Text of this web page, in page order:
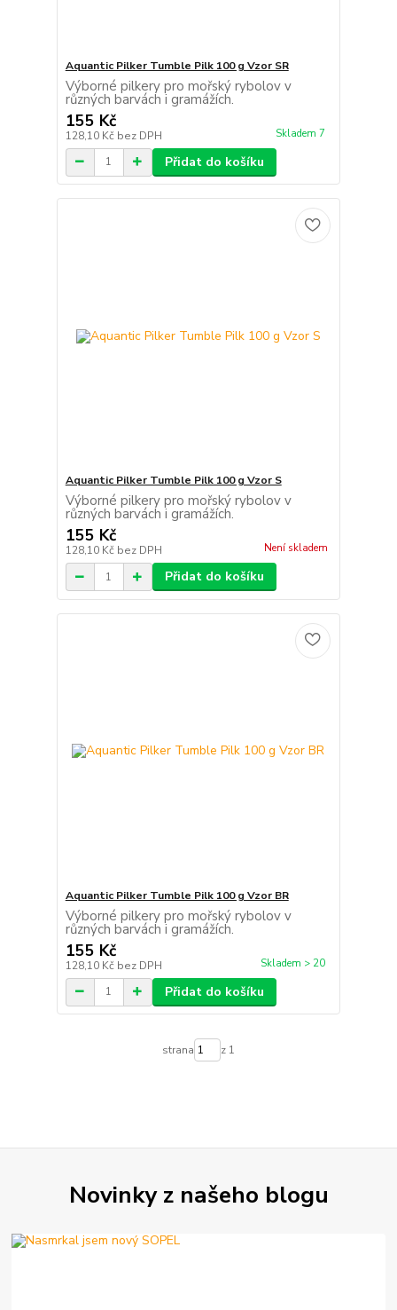
Aquantic Pilker Tumble Pilk 100 g Vzor SR
Výborné pilkery pro mořský rybolov v
různých barvách i gramážích.
155 Kč
128,10 Kč bez DPH Skladem 7
Přidat do košíku
Aquantic Pilker Tumble Pilk 100 g Vzor S
Výborné pilkery pro mořský rybolov v
různých barvách i gramážích.
155 Kč
128,10 Kč bez DPH Není skladem
Přidat do košíku
Aquantic Pilker Tumble Pilk 100 g Vzor BR
Výborné pilkery pro mořský rybolov v
různých barvách i gramážích.
155 Kč
128,10 Kč bez DPH Skladem > 20
Přidat do košíku
strana z 1
Novinky z našeho blogu